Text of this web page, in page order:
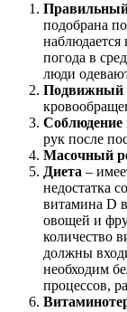
подобрана
наблюдается
погода в
люди
Подвижный
Соблюдение
рук после
Масочный
Диета –
недостатка
витамина D
овощей и
количество
должны
необходим
процессов,